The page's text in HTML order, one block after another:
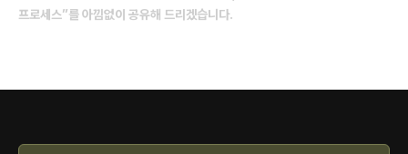
프로세스”를 아낌없이 공유해 드리겠습니다.